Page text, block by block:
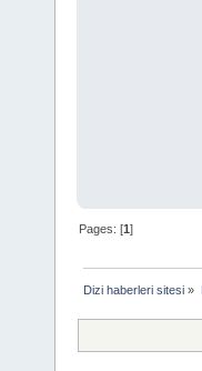
Pages: [1]
Dizi haberleri sitesi »